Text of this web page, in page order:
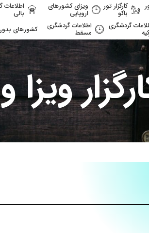
کارگزار تور
باکو
ویزای کشورهای
اروپایی
اطلاعات
بالی
گردشگری اطلاعات گردشگری
مسقط کشورهای